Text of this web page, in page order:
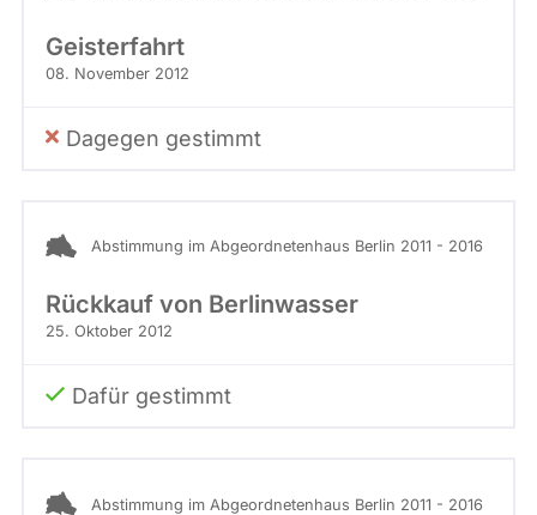
Geisterfahrt
08. November 2012
Dagegen gestimmt
Abstimmung im Abgeordnetenhaus Berlin 2011 - 2016
Rückkauf von Berlinwasser
25. Oktober 2012
Dafür gestimmt
Abstimmung im Abgeordnetenhaus Berlin 2011 - 2016